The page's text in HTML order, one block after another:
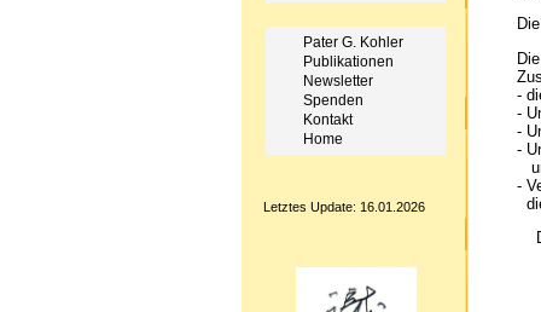
-
-
-
-
-
Pater G. Kohler
Publikationen
Newsletter
Spenden
Kontakt
Home
Letztes Update: 16.01.2026